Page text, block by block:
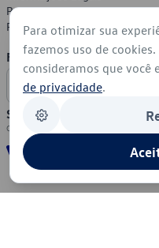
Política de Privacidade
Política de Cookies
Formas de Pagamento
Segurança
Para otimizar sua
fazemos uso de
consideramos que você
de privacidade.